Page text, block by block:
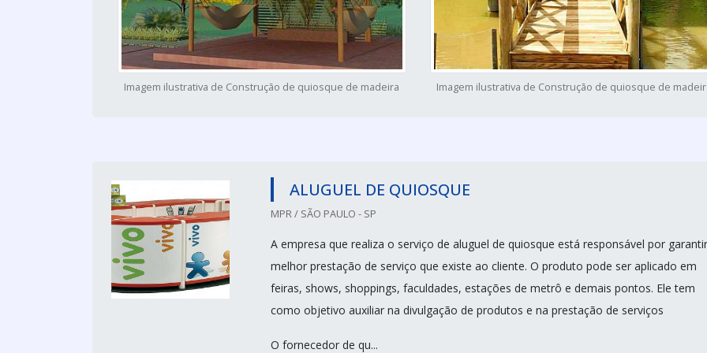
Imagem ilustrativa de Construção de quiosque de madeira Imagem ilustrativa de Construção de quiosque de
ALUGUEL DE QUIOSQUE
MPR / SÃO PAULO - SP
A empresa que realiza o serviço de aluguel de quiosque está responsável por
melhor prestação de serviço que existe ao cliente. O produto pode ser aplicado em
feiras, shows, shoppings, faculdades, estações de metrô e demais pontos. Ele tem
como objetivo auxiliar na divulgação de produtos e na prestação de serviços
O fornecedor de qu...